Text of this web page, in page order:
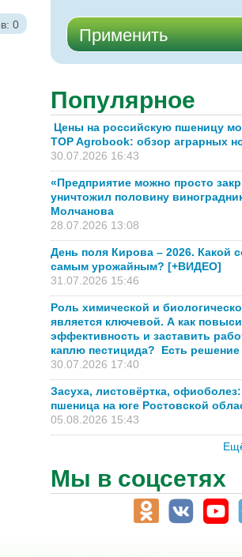
0
Популярное
Цены на российскую пшеницу
TOP Agrobook: обзор аграрных
30.07.2026 16:43
«Предприятие можно просто
уничтожил половину
Молчанова
28.07.2026 13:08
День поля Кирова – 2026. Какой
самым урожайным? [+ВИДЕО]
31.07.2026 15:46
Роль химической и
является ключевой. А как
эффективность и заставить
каплю пестицида? Есть решение
30.07.2026 17:40
Засуха, листовёртка,
пшеница на юге Ростовской
05.08.2026 15:43
Мы в соцсетях